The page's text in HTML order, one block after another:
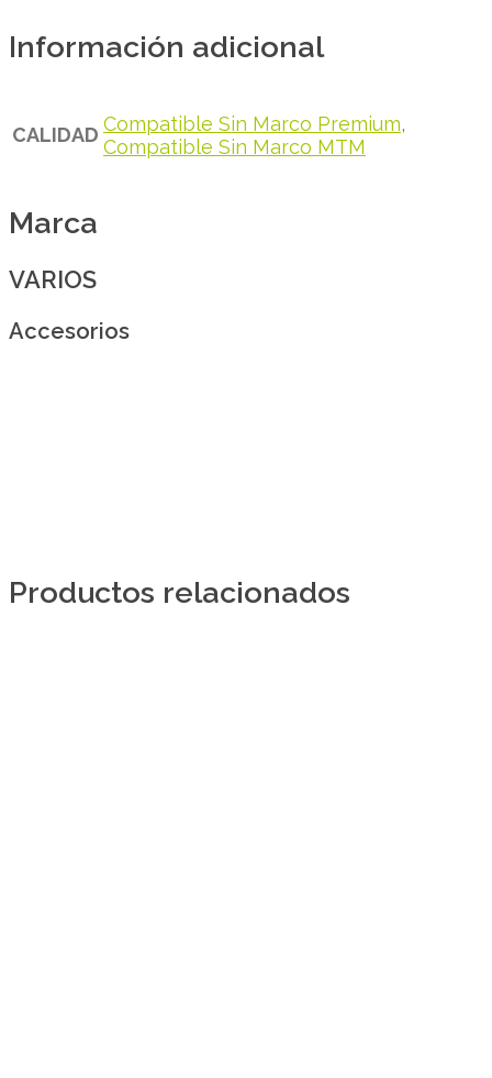
Información adicional
CALIDAD Compatible Sin Marco Premium,
Compatible Sin Marco MTM
Marca
VARIOS
Accesorios
Productos relacionados